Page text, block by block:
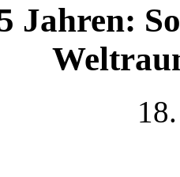
Jahren: